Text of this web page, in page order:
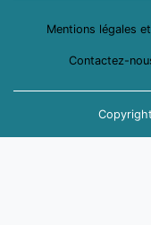
Mentions légales
Contactez-